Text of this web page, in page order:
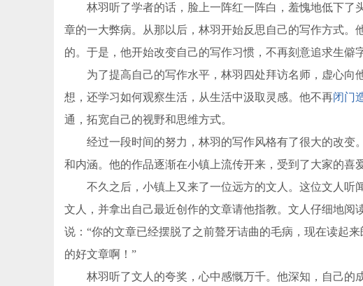
林羽听了学者的话，脸上一阵红一阵白，羞愧地低下了
章的一大弊病。从那以后，林羽开始反思自己的写作方式
的。于是，他开始改变自己的写作习惯，不再刻意追求生僻
为了提高自己的写作水平，林羽四处拜访名师，虚心向
想，还学习如何观察生活，从生活中汲取灵感。他不再闭门
通，拓宽自己的视野和思维方式。
经过一段时间的努力，林羽的写作风格有了很大的改变
和内涵。他的作品逐渐在小镇上流传开来，受到了大家的喜
不久之后，小镇上又来了一位远方的文人。这位文人听
文人，并拿出自己最近创作的文章请他指教。文人仔细地阅
说：“你的文章已经摆脱了之前聱牙诘曲的毛病，现在读起
的好文章啊！”
林羽听了文人的夸奖，心中感慨万千。他深知，自己的